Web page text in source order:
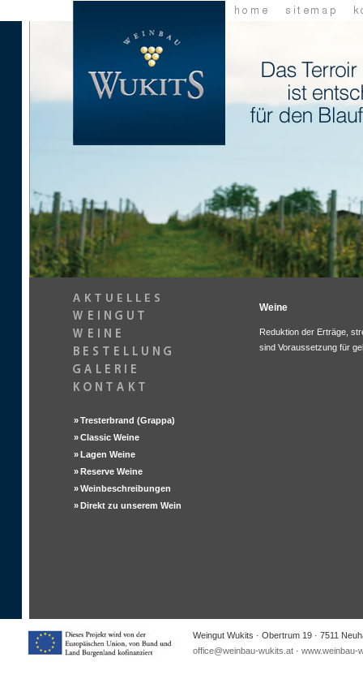
Weine
Reduktion der Erträge,
sind Voraussetzung für
»Tresterbrand (Grappa)
»Classic Weine
»Lagen Weine
»Reserve Weine
»Weinbeschreibungen
»Direkt zu unserem Wein
Weingut Wukits · Obertrum 19 · 7511
office@weinbau-wukits.at · www.weinbau-